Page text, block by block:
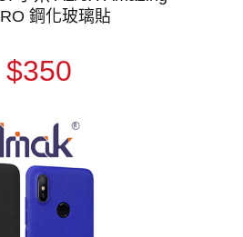
鋼化玻璃貼
$350